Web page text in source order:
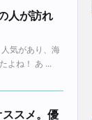
人が訪れ
気があり、海
よね！ あ ...
スメ。優